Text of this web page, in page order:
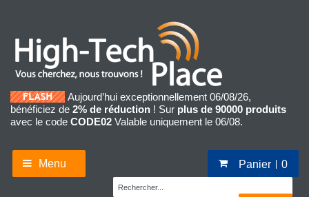
Aujourd’hui exceptionnellement 06/08/26,
bénéficiez de 2% de réduction ! Sur plus de 90000 produits
avec le code CODE02 Valable uniquement le 06/08.
Menu Panier 0